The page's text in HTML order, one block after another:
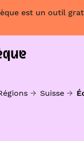
est un outil
Suisse